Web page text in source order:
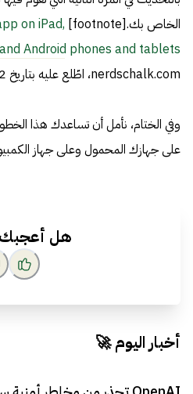
الخاص بك.[footnote]
on iPad,
Android phones and tablets?
nerdschalk.com، اطّلع عليه بتاريخ 23/06/2022[/footnote]
وفي الختام، نأمل أن تساعدك هذا
على جهازك المحمول وعلى جهاز
هل أعجبك
أخبار اليوم 🚀